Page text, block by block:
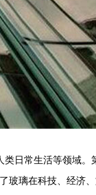
日常生活等领域。
玻璃在科技、经济